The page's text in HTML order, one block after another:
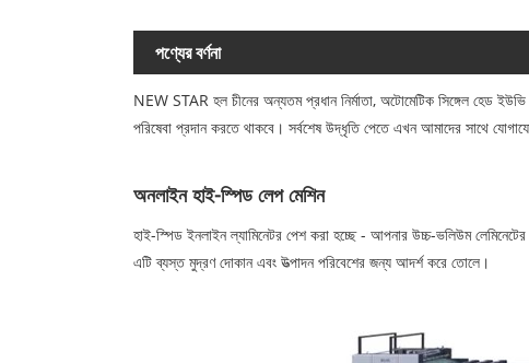
পণ্যের বর্ণনা
NEW STAR হল চীনের অন্যতম প্রধান নির্মাতা, অটোমেটিক সিঙ্গেল হেড
পরিষেবা প্রদান করতে থাকবে। সর্বশেষ উদ্ধৃতি পেতে এখন আমাদের সাথে
অনলাইন হাই-স্পিড লেপ মেশিন
হাই-স্পিড ইনলাইন ল্যামিনেটর পেশ করা হচ্ছে - আপনার উচ্চ-ভলিউম
এটি ব্যস্ত মুদ্রণ দোকান এবং উত্পাদন পরিবেশের জন্য আদর্শ করে তোলে।